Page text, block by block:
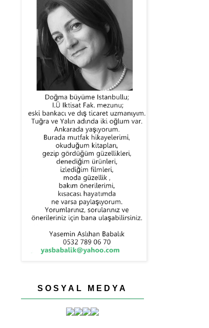
SOSYAL MEDYA